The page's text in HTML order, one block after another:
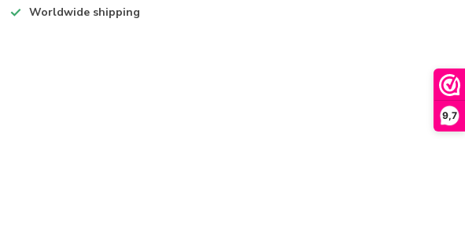
9,7
Worldwide shipping